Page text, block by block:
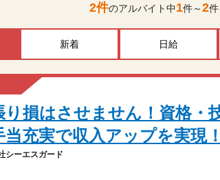
2件のアルバイト中1件～2
新着 日給
り損はさせません！資格・
充実で収入アップを実現！
シーエスガード